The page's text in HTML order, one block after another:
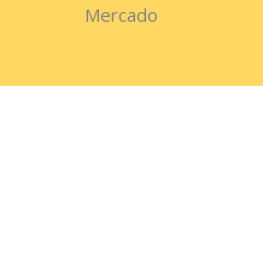
Mercado